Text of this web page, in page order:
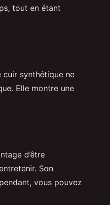
tout en étant
cuir synthétique ne
Elle montre une
d’être
Son
vous pouvez